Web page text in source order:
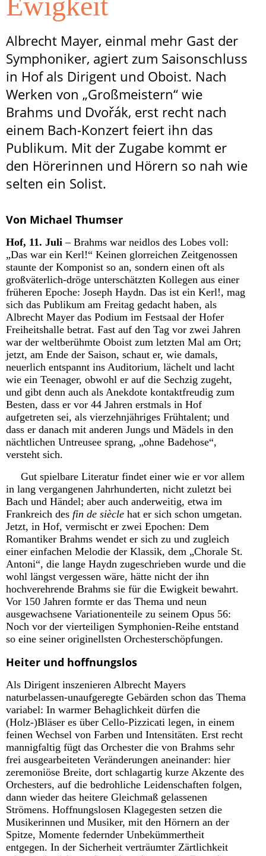
Albrecht Mayer, einmal mehr Gast der
Symphoniker, agiert zum Saisonschluss
in Hof als Dirigent und Oboist. Nach
Werken von „Großmeistern“ wie
Brahms und Dvořák, erst recht nach
einem Bach-Konzert feiert ihn das
Publikum. Mit der Zugabe kommt er
den Hörerinnen und Hörern so nah wie
selten ein Solist.
Von Michael Thumser
Hof, 11. Juli – Brahms war neidlos des Lobes voll:
„Das war ein Kerl!“ Keinen glorreichen Zeitgenossen
staunte der Komponist so an, sondern einen oft als
großväterlich-dröge unterschätzten Kollegen aus einer
früheren Epoche: Joseph Haydn. Das ist ein Kerl!, mag
sich das Publikum am Freitag gedacht haben, als
Albrecht Mayer das Podium im Festsaal der Hofer
Freiheitshalle betrat. Fast auf den Tag vor zwei Jahren
war der weltberühmte Oboist zum letzten Mal am Ort;
jetzt, am Ende der Saison, schaut er, wie damals,
neuerlich entspannt ins Auditorium, lächelt und lacht
wie ein Teenager, obwohl er auf die Sechzig zugeht,
und gibt denn auch als Anekdote kontaktfreudig zum
Besten, dass er vor 44 Jahren erstmals in Hof
aufgetreten sei, als vierzehnjähriges Frühtalent; und
dass er danach mit anderen Jungs und Mädels in den
nächtlichen Untreusee sprang, „ohne Badehose“,
versteht sich.
Gut spielbare Literatur findet einer wie er vor allem
in lang vergangenen Jahrhunderten, nicht zuletzt bei
Bach und Händel; aber auch anderweitig, etwa im
Frankreich des fin de siècle hat er sich schon umgetan.
Jetzt, in Hof, vermischt er zwei Epochen: Dem
Romantiker Brahms wendet er sich zu und zugleich
einer einfachen Melodie der Klassik, dem „Chorale St.
Antoni“, die lange Haydn zugeschrieben wurde und die
wohl längst vergessen wäre, hätte nicht der ihn
hochverehrende Brahms sie für die Ewigkeit bewahrt.
Vor 150 Jahren formte er das Thema und neun
ausgewachsene Variationenteile zu seinem Opus 56:
Noch vor der vierteiligen Symphonien-Reihe entstand
so eine seiner originellsten Orchesterschöpfungen.
Heiter und hoffnungslos
Als Dirigent inszenieren Albrecht Mayers
naturbelassen-unaufgeregte Gebärden schon das Thema
variabel: In warmer Behaglichkeit dürfen die
(Holz-)Bläser es über Cello-Pizzicati legen, in einem
feinen Wechsel von Farben und Intensitäten. Erst recht
mannigfaltig fügt das Orchester die von Brahms sehr
frei ausgearbeiteten Veränderungen aneinander: hier
zeremoniöse Breite, dort schlagartig kurze Akzente des
Orchesters, auf die bedrohliche Leidenschaften folgen,
dann wieder das heitere Gleichmaß gelassenen
Strömens. Hoffnungslosen Klagegesten setzen die
Musikerinnen und Musiker, mit den Hörnern an der
Spitze, Momente federnder Unbekümmertheit
entgegen. In der Sicherheit verträumter Zärtlichkeit